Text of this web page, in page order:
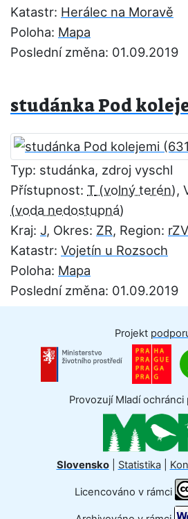
Katastr: Herálec na Moravě
Poloha: Mapa
Poslední změna: 01.09.2019
studánka Pod
Typ: studánka, zdroj vyschl
Přístupnost: T ,
Kraj: J, Okres: ZR, Region: rZV
Katastr: Vojetín u Rozsoch
Poloha: Mapa
Poslední změna: 01.09.2019
Projekt
Provozují Mladí ochránci
Slovensko| Statistika|
Licencováno v rámci